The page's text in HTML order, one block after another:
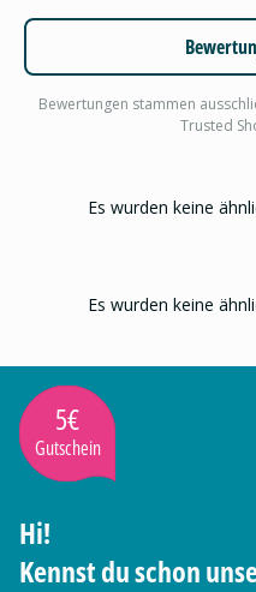
Bewertungen stammen
Trusted
Es wurden keine
Es wurden keine
5€
Gutschein
Hi!
Kennst du schon